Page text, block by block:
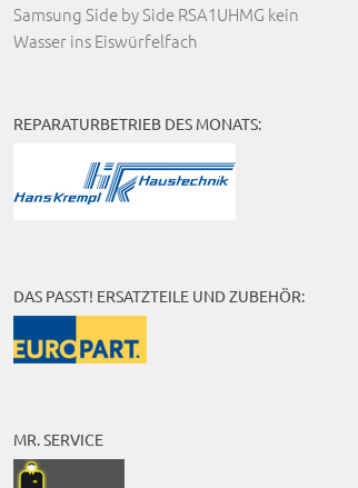
Samsung Side by Side RSA1UHMG kein
Wasser ins Eiswürfelfach
REPARATURBETRIEB DES MONATS:
DAS PASST! ERSATZTEILE UND ZUBEHÖR:
MR. SERVICE